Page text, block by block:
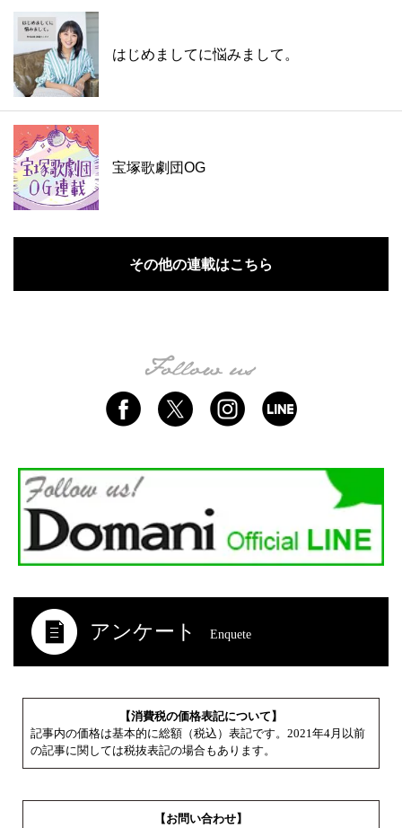
はじめましてに悩みまして。
宝塚歌劇団OG
その他の連載はこちら
アンケート Enquete
【消費税の価格表記について】
記事内の価格は基本的に総額（税込）表記です。2021年4月以前
の記事に関しては税抜表記の場合もあります。
【お問い合わせ】